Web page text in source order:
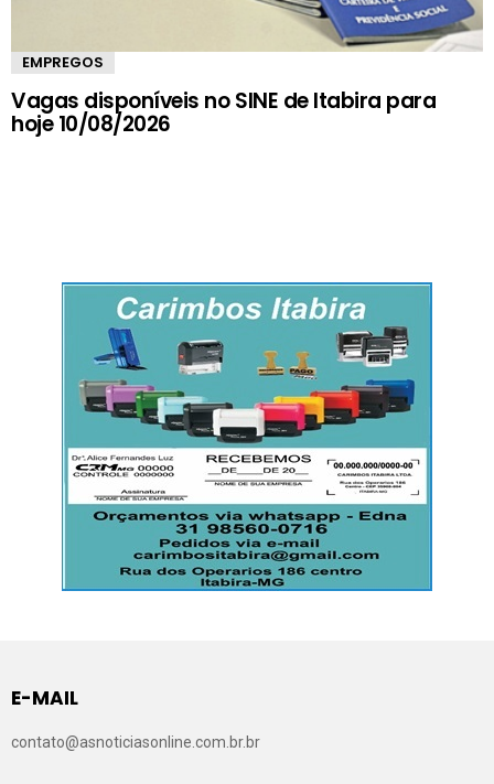
EMPREGOS
Vagas disponíveis no SINE de Itabira para
hoje 10/08/2026
E-MAIL
contato@asnoticiasonline.com.br.br